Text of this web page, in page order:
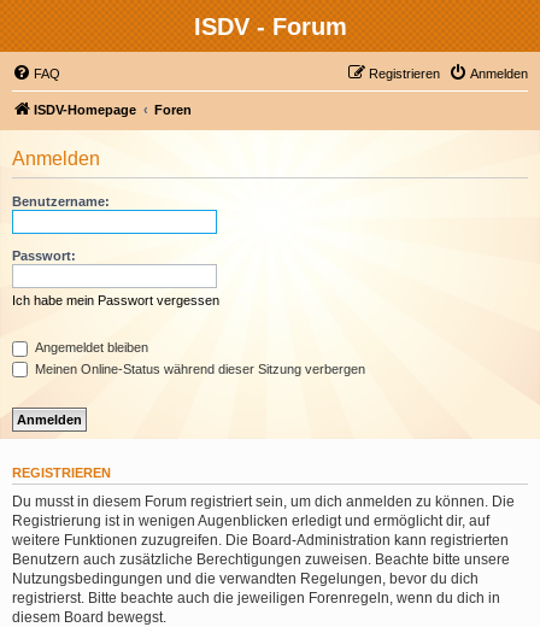
ISDV - Forum
FAQ Anmelden
Registrieren
ISDV-Homepage Foren
Anmelden
Benutzername:
Passwort:
Ich habe mein Passwort vergessen
Angemeldet bleiben
Meinen Online-Status während dieser Sitzung verbergen
REGISTRIEREN
Du musst in diesem Forum registriert sein, um dich anmelden zu können. Die
Registrierung ist in wenigen Augenblicken erledigt und ermöglicht dir, auf
weitere Funktionen zuzugreifen. Die Board-Administration kann registrierten
Benutzern auch zusätzliche Berechtigungen zuweisen. Beachte bitte unsere
Nutzungsbedingungen und die verwandten Regelungen, bevor du dich
registrierst. Bitte beachte auch die jeweiligen Forenregeln, wenn du dich in
diesem Board bewegst.